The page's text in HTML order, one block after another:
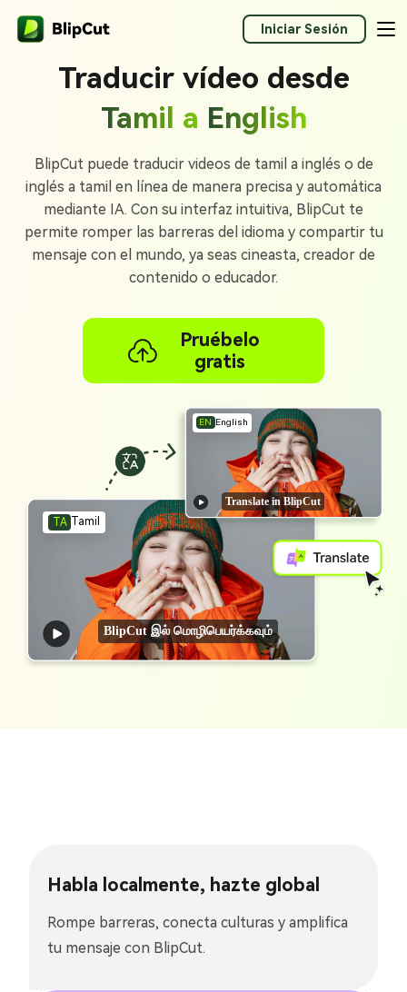
Iniciar Sesión
Traducir vídeo desde
Tamil a English
BlipCut puede traducir videos de tamil a inglés o de
inglés a tamil en línea de manera precisa y automática
mediante IA. Con su interfaz intuitiva, BlipCut te
permite romper las barreras del idioma y compartir tu
mensaje con el mundo, ya seas cineasta, creador de
contenido o educador.
Pruébelo
gratis
TA Tamil
EN English
BlipCut இல் மொழிபெயர்க்கவும்
Translate in BlipCut
Habla localmente, hazte global
Rompe barreras, conecta culturas y amplifica
tu mensaje con BlipCut.